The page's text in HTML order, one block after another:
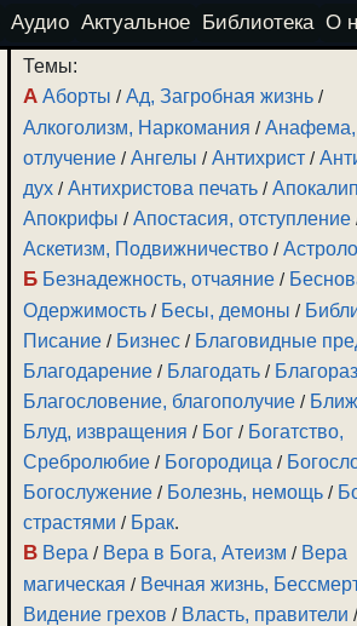
Аудио Актуальное Библиотека О
Темы:
А Аборты /Ад, Загробная жизнь /
Алкоголизм, Наркомания /Анафема,
отлучение /Ангелы /Антихрист /
дух /Антихристова печать /
Апокрифы /Апостасия, отступление
Аскетизм, Подвижничество /
Б Безнадежность, отчаяние /
Одержимость / Бесы, демоны /
Писание / Бизнес / Благовидные
Благодарение / Благодать /
Благословение, благополучие /
Блуд, извращения / Бог / Богатство,
Сребролюбие / Богородица /
Богослужение / Болезнь, немощь /
страстями / Брак.
В Вера / Вера в Бога, Атеизм / Вера
магическая / Вечная жизнь,
Видение грехов / Власть, правители /